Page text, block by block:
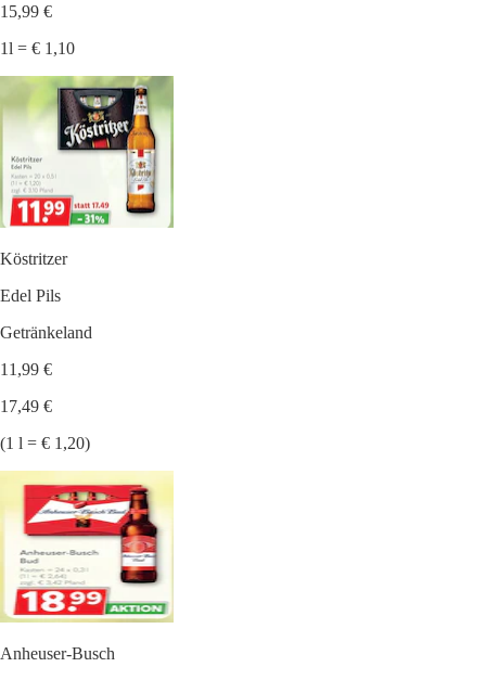
15,99 €
1l = € 1,10
Köstritzer
Edel Pils
Getränkeland
11,99 €
17,49 €
(1 l = € 1,20)
Anheuser-Busch